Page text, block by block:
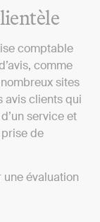
comptable
comme
sites
avis clients qui
service et
de
une évaluation